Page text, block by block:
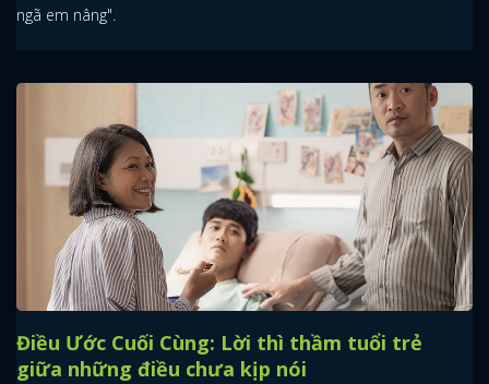
ngã em nâng".
Điều Ước Cuối Cùng: Lời thì thầm tuổi trẻ
giữa những điều chưa kịp nói